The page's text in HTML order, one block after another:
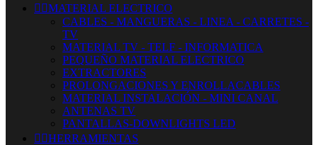
 MATERIAL ELECTRICO
CABLES - MANGUERAS - LINEA - CARRETES -
TV
MATERIAL TV - TELF - INFORMATICA
PEQUEÑO MATERIAL ELECTRICO
EXTRACTORES
PROLONGACIONES Y ENROLLACABLES
MATERIAL INSTALACIÓN - MINI CANAL
ANTENAS TV
PANTALLAS-DOWNLIGHTS LED
 HERRAMIENTAS